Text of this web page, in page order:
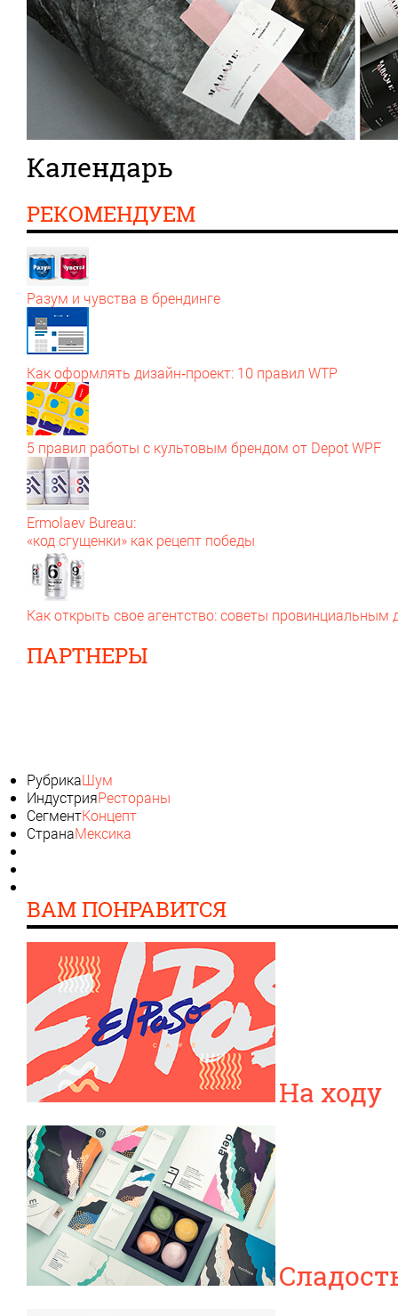
Календарь
РЕКОМЕНДУЕМ
Разум и чувства в брендинге
Как оформлять дизайн‑проект: 10 правил WTP
5 правил работы с культовым брендом от Depot WPF
Ermolaev Bureau:
«код сгущенки» как рецепт победы
Как открыть свое агентство: советы провинциальным
ПАРТНЕРЫ
РубрикаШум
ИндустрияРестораны
СегментКонцепт
СтранаМексика
ВАМ ПОНРАВИТСЯ
На ходу